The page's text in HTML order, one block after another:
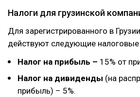
Налоги для грузинской
Для зарегистрированного в
действуют следующие налоговые
Налог на прибыль – 15% от
Налог на дивиденды (на
прибыль) – 5%.